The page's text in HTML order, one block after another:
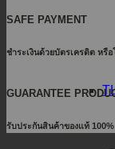
SAFE PAYMENT
ชำระเงินด้วยบัตรเครดิต หรื
GUARANTEE
รับประกันสินค้าของแท้ 100%